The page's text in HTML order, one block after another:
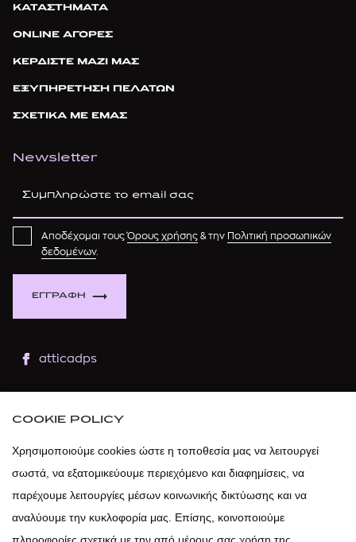
ΚΑΤΑΣΤΗΜΑΤΑ
ONLINE ΑΓΟΡΕΣ
ΚΕΡΔΙΣΤΕ ΜΑΖΙ ΜΑΣ
ΕΞΥΠΗΡΕΤΗΣΗ ΠΕΛΑΤΩΝ
ΣΧΕΤΙΚΑ ΜΕ ΕΜΑΣ
Newsletter
ΕΓΓΡΑΦΗ
Αποδέχομαι τουςΌρους χρήσης & την Πολιτική προσωπικών
δεδομένων.
atticadps
atticadps
COOKIE POLICY
Χρησιμοποιούμε cookies ώστε η τοποθεσία μας να λειτουργεί
σωστά, να εξατομικεύουμε περιεχόμενο και διαφημίσεις, να
παρέχουμε λειτουργίες μέσων κοινωνικής δικτύωσης και να
αναλύουμε την κυκλοφορία μας. Επίσης, κοινοποιούμε